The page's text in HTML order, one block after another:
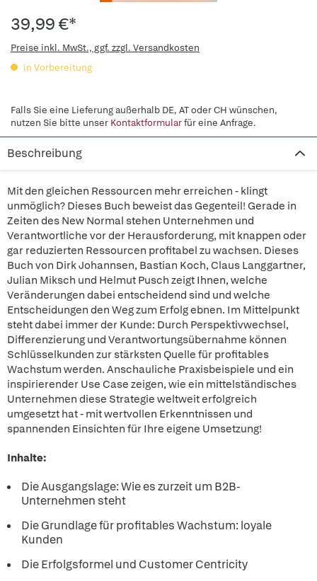
39,99 €*
Preise inkl. MwSt., ggf. zzgl. Versandkosten
in Vorbereitung
Falls Sie eine Lieferung außerhalb DE, AT oder CH wünschen,
nutzen Sie bitte unser Kontaktformularfür eine Anfrage.
Beschreibung
Mit den gleichen Ressourcen mehr erreichen - klingt
unmöglich? Dieses Buch beweist das Gegenteil! Gerade in
Zeiten des New Normal stehen Unternehmen und
Verantwortliche vor der Herausforderung, mit knappen oder
gar reduzierten Ressourcen profitabel zu wachsen. Dieses
Buch von Dirk Johannsen, Bastian Koch, Claus Langgartner,
Julian Miksch und Helmut Pusch zeigt Ihnen, welche
Veränderungen dabei entscheidend sind und welche
Entscheidungen den Weg zum Erfolg ebnen. Im Mittelpunkt
steht dabei immer der Kunde: Durch Perspektivwechsel,
Differenzierung und Verantwortungsübernahme können
Schlüsselkunden zur stärksten Quelle für profitables
Wachstum werden. Anschauliche Praxisbeispiele und ein
inspirierender Use Case zeigen, wie ein mittelständisches
Unternehmen diese Strategie weltweit erfolgreich
umgesetzt hat - mit wertvollen Erkenntnissen und
spannenden Einsichten für Ihre eigene Umsetzung!
Inhalte:
Die Ausgangslage: Wie es zurzeit um B2B-
Unternehmen steht
Die Grundlage für profitables Wachstum: loyale
Kunden
Die Erfolgsformel und Customer Centricity